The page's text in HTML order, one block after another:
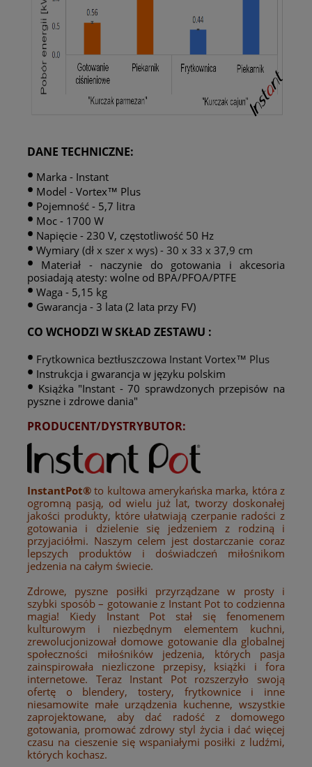
DANE TECHNICZNE:
• Marka - Instant
• Model - Vortex™ Plus
• Pojemność - 5,7 litra
• Moc - 1700 W
• Napięcie - 230 V, częstotliwość 50 Hz
• Wymiary (dł x szer x wys) - 30 x 33 x 37,9 cm
• Materiał - naczynie do gotowania i akcesoria
posiadają atesty: wolne od BPA/PFOA/PTFE
• Waga - 5,15 kg
• Gwarancja - 3 lata (2 lata przy FV)
CO WCHODZI W SKŁAD ZESTAWU :
• Frytkownica beztłuszczowa Instant Vortex™ Plus
• Instrukcja i gwarancja w języku polskim
• Książka "Instant - 70 sprawdzonych przepisów na
pyszne i zdrowe dania"
PRODUCENT/DYSTRYBUTOR:
InstantPot® to kultowa amerykańska marka, która z
ogromną pasją, od wielu już lat, tworzy doskonałej
jakości produkty, które ułatwiają czerpanie radości z
gotowania i dzielenie się jedzeniem z rodziną i
przyjaciółmi. Naszym celem jest dostarczanie coraz
lepszych produktów i doświadczeń miłośnikom
jedzenia na całym świecie.
Zdrowe, pyszne posiłki przyrządzane w prosty i
szybki sposób – gotowanie z Instant Pot to codzienna
magia! Kiedy Instant Pot stał się fenomenem
kulturowym i niezbędnym elementem kuchni,
zrewolucjonizował domowe gotowanie dla globalnej
społeczności miłośników jedzenia, których pasja
zainspirowała niezliczone przepisy, książki i fora
internetowe. Teraz Instant Pot rozszerzyło swoją
ofertę o blendery, tostery, frytkownice i inne
niesamowite małe urządzenia kuchenne, wszystkie
zaprojektowane, aby dać radość z domowego
gotowania, promować zdrowy styl życia i dać więcej
czasu na cieszenie się wspaniałymi posiłki z ludźmi,
których kochasz.